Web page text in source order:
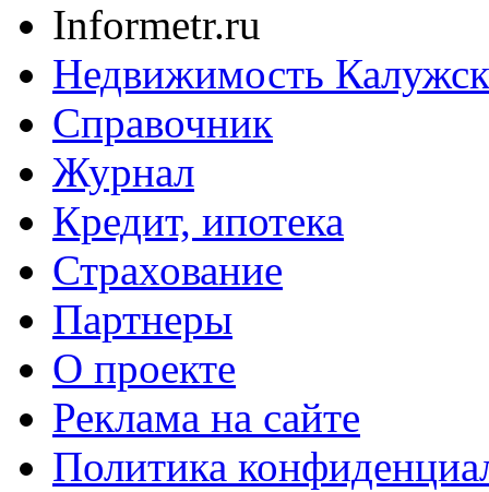
Informetr.ru
Недвижимость
Справочник
Журнал
Кредит, ипотека
Страхование
Партнеры
O проекте
Реклама на сайте
Политика